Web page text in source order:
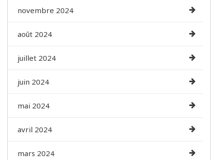
novembre 2024
août 2024
juillet 2024
juin 2024
mai 2024
avril 2024
mars 2024